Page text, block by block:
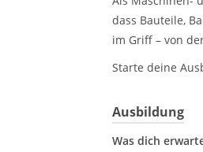
dass Bauteile,
im Griff – von
Starte deine
Ausbildung
Was dich